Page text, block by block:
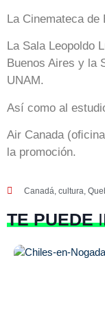
La Cinemateca de
La Sala Leopoldo
Buenos Aires y la
UNAM.
Así como al
Air Canada
la promoción.
Canadá cultura
TE PUEDE